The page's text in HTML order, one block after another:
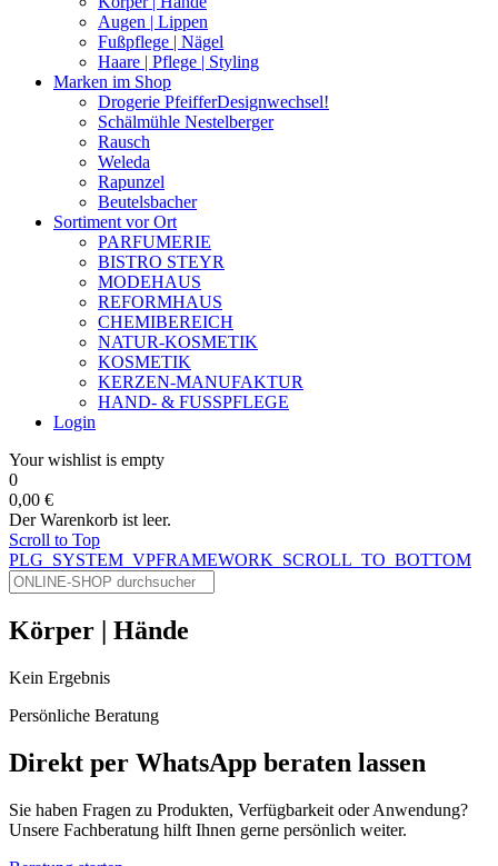
Augen | Lippen
Fußpflege | Nägel
Haare | Pflege | Styling
Marken im Shop
Drogerie PfeifferDesignwechsel!
Schälmühle Nestelberger
Rausch
Weleda
Rapunzel
Beutelsbacher
Sortiment vor Ort
PARFUMERIE
BISTRO STEYR
MODEHAUS
REFORMHAUS
CHEMIBEREICH
NATUR-KOSMETIK
KOSMETIK
KERZEN-MANUFAKTUR
HAND- & FUSSPFLEGE
Login
Your wishlist is empty
0
0,00 €
Der Warenkorb ist leer.
Scroll to Top
PLG_SYSTEM_VPFRAMEWORK_SCROLL_TO_BOTTOM
Körper | Hände
Kein Ergebnis
Persönliche Beratung
Direkt per WhatsApp beraten lassen
Sie haben Fragen zu Produkten, Verfügbarkeit oder Anwendung?
Unsere Fachberatung hilft Ihnen gerne persönlich weiter.